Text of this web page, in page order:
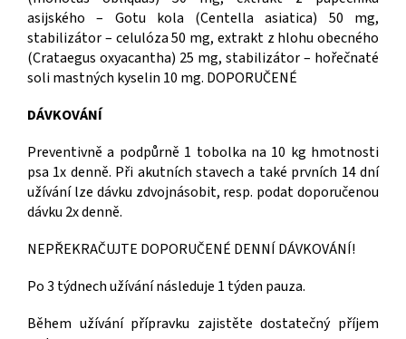
asijského – Gotu kola (Centella asiatica) 50 mg,
stabilizátor – celulóza 50 mg, extrakt z hlohu obecného
(Crataegus oxyacantha) 25 mg, stabilizátor – hořečnaté
soli mastných kyselin 10 mg. DOPORUČENÉ
DÁVKOVÁNÍ
Preventivně a podpůrně 1 tobolka na 10 kg hmotnosti
psa 1x denně. Při akutních stavech a také prvních 14 dní
užívání lze dávku zdvojnásobit, resp. podat doporučenou
dávku 2x denně.
NEPŘEKRAČUJTE DOPORUČENÉ DENNÍ DÁVKOVÁNÍ!
Po 3 týdnech užívání následuje 1 týden pauza.
Během užívání přípravku zajistěte dostatečný příjem